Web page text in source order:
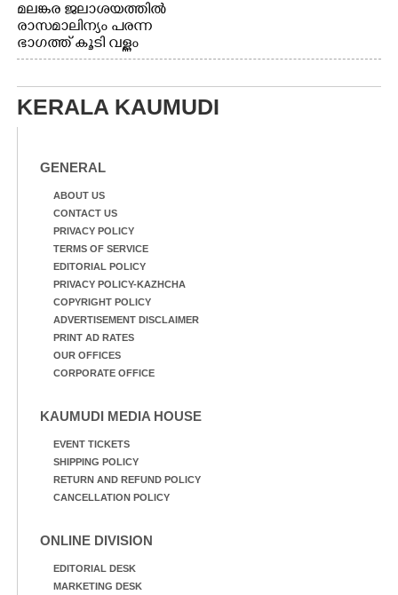
മലങ്കര ജലാശയത്തിൽ
രാസമാലിന്യം പരന്ന
ഭാഗത്ത് കൂടി വള്ളം
തുഴഞ്ഞു പോകുന്ന
KERALA KAUMUDI
GENERAL
ABOUT US
CONTACT US
PRIVACY POLICY
TERMS OF SERVICE
EDITORIAL POLICY
PRIVACY POLICY-KAZHCHA
COPYRIGHT POLICY
ADVERTISEMENT DISCLAIMER
PRINT AD RATES
OUR OFFICES
CORPORATE OFFICE
KAUMUDI MEDIA HOUSE
EVENT TICKETS
SHIPPING POLICY
RETURN AND REFUND POLICY
CANCELLATION POLICY
ONLINE DIVISION
EDITORIAL DESK
MARKETING DESK